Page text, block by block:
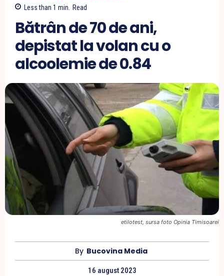
Less than 1 min. Read
Bătrân de 70 de ani,
depistat la volan cu o
alcoolemie de 0.84
etilotest, sursa foto Opinia Timisoarei
By Bucovina Media
16 august 2023